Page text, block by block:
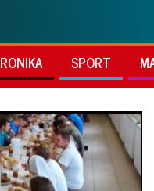
SPORT